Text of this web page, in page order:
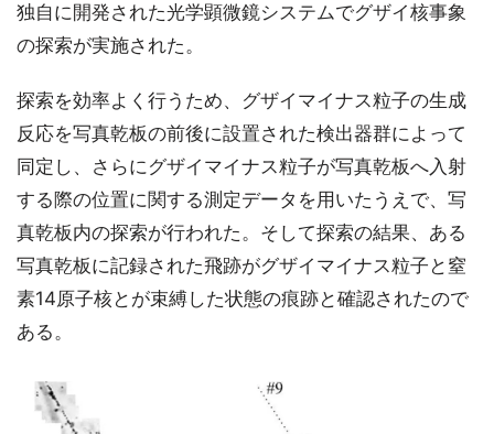
独自に開発された光学顕微鏡システムでグザイ核事象
の探索が実施された。
探索を効率よく行うため、グザイマイナス粒子の生成
反応を写真乾板の前後に設置された検出器群によって
同定し、さらにグザイマイナス粒子が写真乾板へ入射
する際の位置に関する測定データを用いたうえで、写
真乾板内の探索が行われた。そして探索の結果、ある
写真乾板に記録された飛跡がグザイマイナス粒子と窒
素14原子核とが束縛した状態の痕跡と確認されたので
ある。